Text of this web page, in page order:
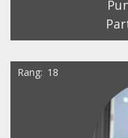
Rang 18